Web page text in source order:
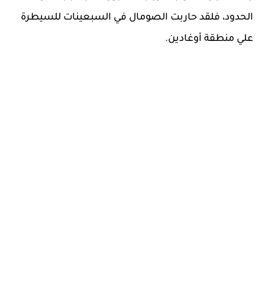
الحدود، فلقد حاربت الصومال في السبعينات للسيطرة
علي منطقة أوغادين.